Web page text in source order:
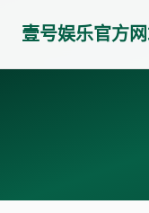
壹号娱乐官方